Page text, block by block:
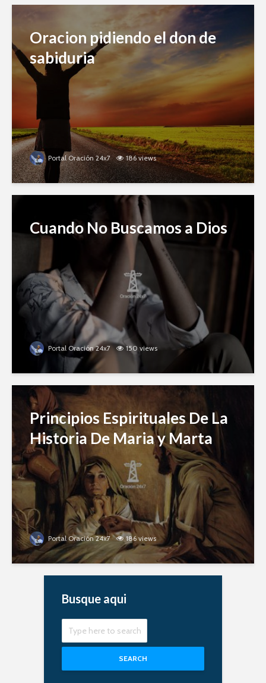
Oracion pidiendo el don de
sabiduria
Portal Oración 24x7 186 views
Cuando No Buscamos a Dios
Portal Oración 24x7 150 views
Principios Espirituales De La
Historia De Maria y Marta
Portal Oración 24x7 186 views
Busque aqui
SEARCH